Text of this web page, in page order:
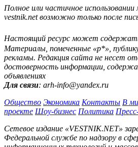
Полное или частичное
vestnik.net возможно только после
Настоящий ресурс может
Материалы, помеченные «р*»,
рекламы. Редакция сайта не несет
достоверность информации,
объявлениях
Для связи: arh-info@yandex.ru
Общество Экономика Контакты В
проекте Шоу-бизнес Политика
Сетевое издание «VESTNIK.NET»
Федеральной службе по надзору в